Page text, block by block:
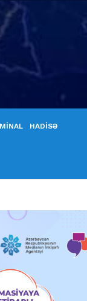
HADİSƏ